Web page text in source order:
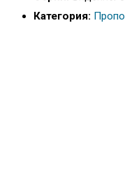
Категория: